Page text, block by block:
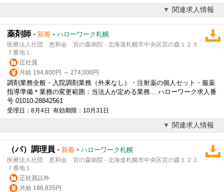
関連求人情報
薬剤師 - 新着 - ハローワーク札幌
医療法人社団 恵和会 宮の森病院 - 北海道札幌市中央区宮の森１２３
７番地１
正社員
月給 194,800円 ～ 274,000円
調剤業務全般・入院調剤業務（外来なし）・注射薬の個人セット・服薬
指導準備＊業務の変更範囲：当法人が定める業務... ハローワーク求人番
号 01010-28842561
受理日：8月4日 有効期限：10月31日
関連求人情報
（パ）調理員 - 新着 - ハローワーク札幌
医療法人社団 恵和会 宮の森病院 - 北海道札幌市中央区宮の森１２３
７番地１
正社員以外
月給 186,835円